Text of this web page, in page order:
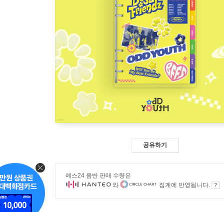
공유하기
예스24 음반 판매 수량은
와
집계에 반영됩니다.